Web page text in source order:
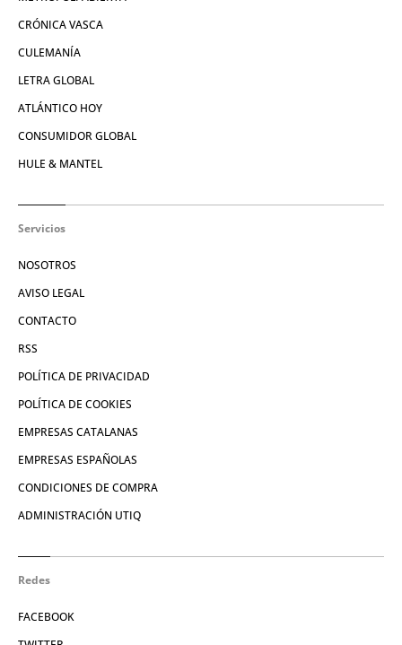
CRÓNICA VASCA
CULEMANÍA
LETRA GLOBAL
ATLÁNTICO HOY
CONSUMIDOR GLOBAL
HULE & MANTEL
Servicios
NOSOTROS
AVISO LEGAL
CONTACTO
RSS
POLÍTICA DE PRIVACIDAD
POLÍTICA DE COOKIES
EMPRESAS CATALANAS
EMPRESAS ESPAÑOLAS
CONDICIONES DE COMPRA
ADMINISTRACIÓN UTIQ
Redes
FACEBOOK